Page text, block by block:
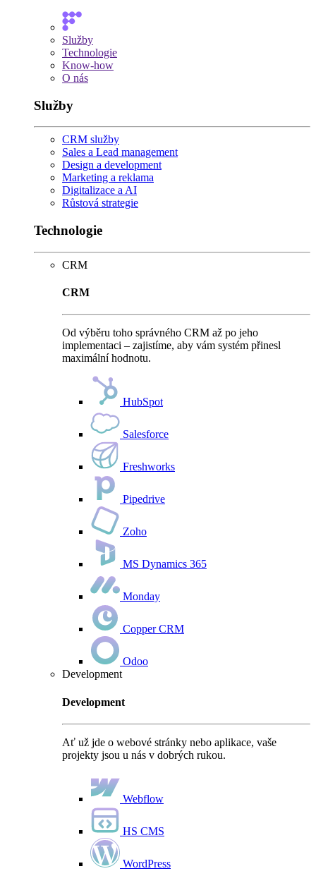
Služby
Technologie
Know-how
O nás
Služby
CRM služby
Sales a Lead management
Design a development
Marketing a reklama
Digitalizace a AI
Růstová strategie
Technologie
CRM
CRM
Od výběru toho správného CRM až po jeho
implementaci – zajistíme, aby vám systém přinesl
maximální hodnotu.
HubSpot
Salesforce
Freshworks
Pipedrive
Zoho
MS Dynamics 365
Monday
Copper CRM
Odoo
Development
Development
Ať už jde o webové stránky nebo aplikace, vaše
projekty jsou u nás v dobrých rukou.
Webflow
HS CMS
WordPress